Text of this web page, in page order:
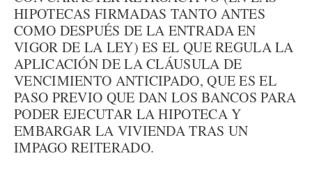
HIPOTECAS FIRMADAS TANTO ANTES
COMO DESPUÉS DE LA ENTRADA EN
VIGOR DE LA LEY) ES EL QUE REGULA LA
APLICACIÓN DE LA CLÁUSULA DE
VENCIMIENTO ANTICIPADO, QUE ES EL
PASO PREVIO QUE DAN LOS BANCOS PARA
PODER EJECUTAR LA HIPOTECA Y
EMBARGAR LA VIVIENDA TRAS UN
IMPAGO REITERADO.